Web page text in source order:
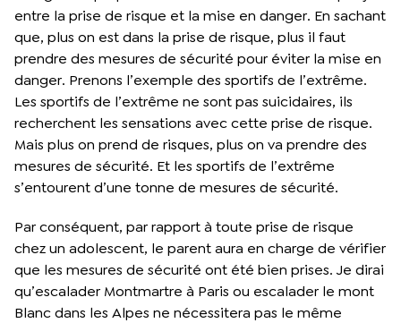
entre la prise de risque et la mise en danger. En sachant
que, plus on est dans la prise de risque, plus il faut
prendre des mesures de sécurité pour éviter la mise en
danger. Prenons l’exemple des sportifs de l’extrême.
Les sportifs de l’extrême ne sont pas suicidaires, ils
recherchent les sensations avec cette prise de risque.
Mais plus on prend de risques, plus on va prendre des
mesures de sécurité. Et les sportifs de l’extrême
s’entourent d’une tonne de mesures de sécurité.
Par conséquent, par rapport à toute prise de risque
chez un adolescent, le parent aura en charge de vérifier
que les mesures de sécurité ont été bien prises. Je dirai
qu’escalader Montmartre à Paris ou escalader le mont
Blanc dans les Alpes ne nécessitera pas le même